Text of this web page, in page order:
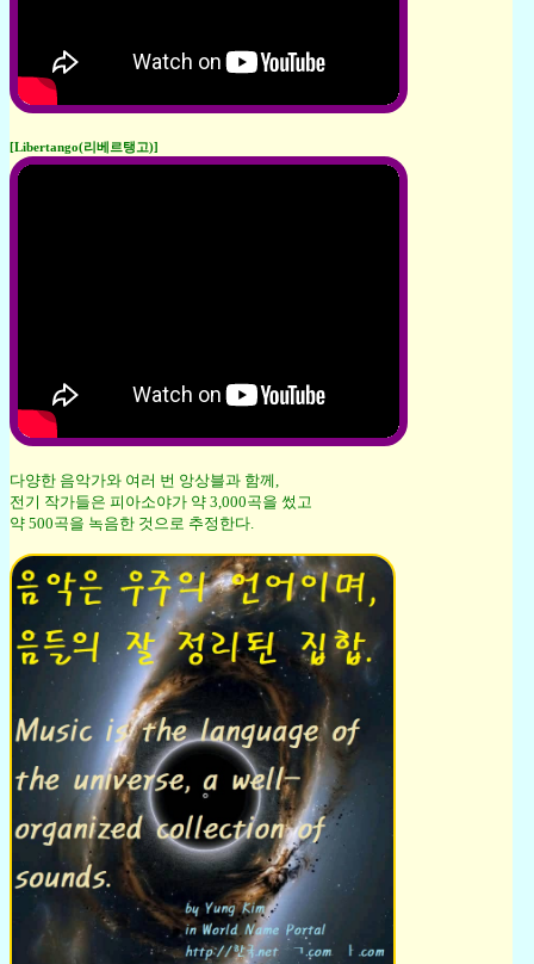
[Libertango(리베르탱고)]
다양한 음악가와 여러 번 앙상블과 함께,
전기 작가들은 피아소야가 약 3,000곡을 썼고
약 500곡을 녹음한 것으로 추정한다.